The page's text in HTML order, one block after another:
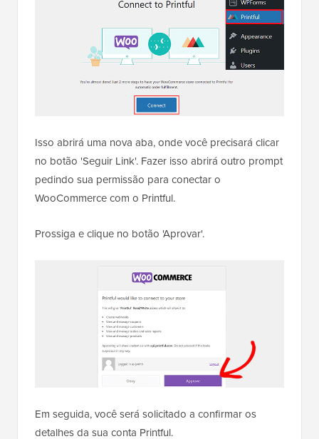
Isso abrirá uma nova aba, onde você precisará clicar
no botão 'Seguir Link'. Fazer isso abrirá outro prompt
pedindo sua permissão para conectar o
WooCommerce com o Printful.
Prossiga e clique no botão 'Aprovar'.
Em seguida, você será solicitado a confirmar os
detalhes da sua conta Printful.